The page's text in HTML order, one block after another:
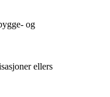
og
ellers